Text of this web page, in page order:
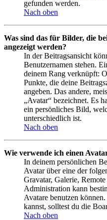
gefunden werden.
Nach oben
Was sind das für Bilder, die
angezeigt werden?
In der Beitragsansicht
Benutzernamen stehen.
deinem Rang verknüpft:
Punkte, die deine
angeben. Das andere,
„Avatar“ bezeichnet. Es
ein persönliches Bild,
unterschiedlich ist.
Nach oben
Wie verwende ich einen
In deinem persönlichen
Avatar über eine der
Gravatar, Galerie,
Administration kann
Avatare benutzen
kannst, solltest du die
Nach oben